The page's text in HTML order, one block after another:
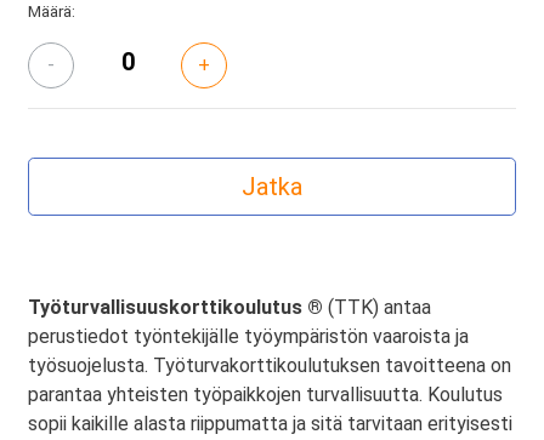
Määrä:
- +
Työturvallisuuskorttikoulutus ® (TTK) antaa
perustiedot työntekijälle työympäristön vaaroista ja
työsuojelusta. Työturvakorttikoulutuksen tavoitteena on
parantaa yhteisten työpaikkojen turvallisuutta. Koulutus
sopii kaikille alasta riippumatta ja sitä tarvitaan erityisesti